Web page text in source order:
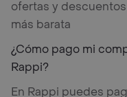
ofertas y
más barata
¿Cómo pago mi
Rappi?
En Rappi puedes